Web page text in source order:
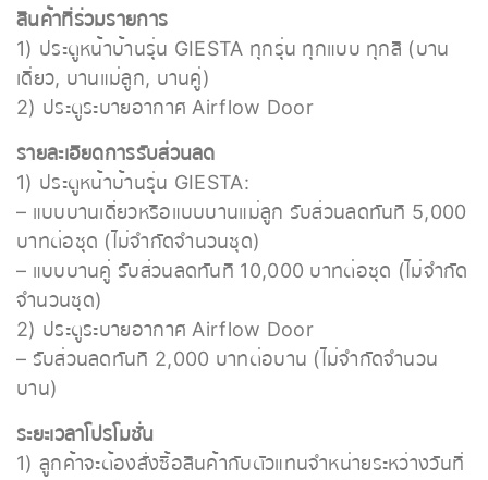
สินค้าที่ร่วมรายการ
1) ประตูหน้าบ้านรุ่น GIESTA ทุกรุ่น ทุกแบบ ทุกสี (บาน
เดี่ยว, บานแม่ลูก, บานคู่)
2) ประตูระบายอากาศ Airflow Door
รายละเอียดการรับส่วนลด
1) ประตูหน้าบ้านรุ่น GIESTA:
– แบบบานเดี่ยวหรือแบบบานแม่ลูก รับส่วนลดทันที 5,000
บาทต่อชุด (ไม่จำกัดจำนวนชุด)
– แบบบานคู่ รับส่วนลดทันที 10,000 บาทต่อชุด (ไม่จำกัด
จำนวนชุด)
2) ประตูระบายอากาศ Airflow Door
– รับส่วนลดทันที 2,000 บาทต่อบาน (ไม่จำกัดจำนวน
บาน)
ระยะเวลาโปรโมชั่น
1) ลูกค้าจะต้องสั่งซื้อสินค้ากับตัวแทนจำหน่ายระหว่างวันที่